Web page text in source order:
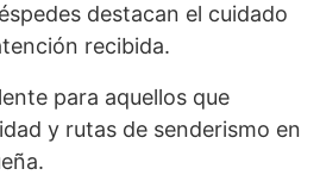
destacan el cuidado
recibida.
para aquellos que
y rutas de senderismo en